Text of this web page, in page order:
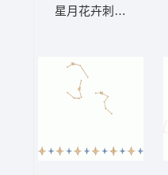
星月花卉刺绣图案